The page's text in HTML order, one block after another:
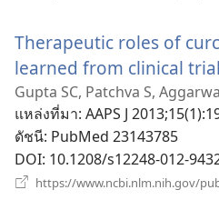
Therapeutic roles of
learned from clinical
Gupta SC, Patchva S,
แหล่งที่มา‎: AAPS J
ดัชนี‎: PubMed 23143785
DOI‎: 10.1208/s12248-012-
https://www.ncbi.nlm.nih.gov/